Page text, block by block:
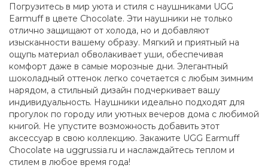
Погрузитесь в мир уюта и стиля с наушниками UGG
Earmuff в цвете Chocolate. Эти наушники не только
отлично защищают от холода, но и добавляют
изысканности вашему образу. Мягкий и приятный на
ощупь материал обволакивает уши, обеспечивая
комфорт даже в самые морозные дни. Элегантный
шоколадный оттенок легко сочетается с любым зимним
нарядом, а стильный дизайн подчеркивает вашу
индивидуальность. Наушники идеально подходят для
прогулок по городу или уютных вечеров дома с любимой
книгой. Не упустите возможность добавить этот
аксессуар в свою коллекцию. Закажите UGG Earmuff
Chocolate на uggrussia.ru и наслаждайтесь теплом и
стилем в любое время года!